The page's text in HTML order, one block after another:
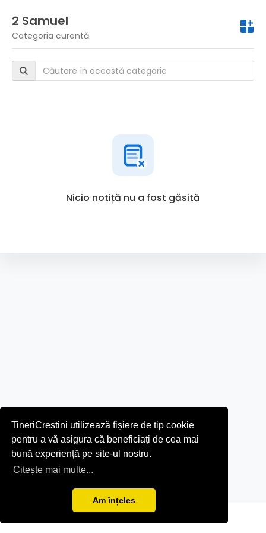
TineriCrestini utilizează fișiere de tip cookie
pentru a vă asigura că beneficiați de cea mai
bună experiență pe site-ul nostru.
Citește mai multe...
Am înțeles
2 Samuel
Categoria curentă
Nicio notiță nu a fost găsită